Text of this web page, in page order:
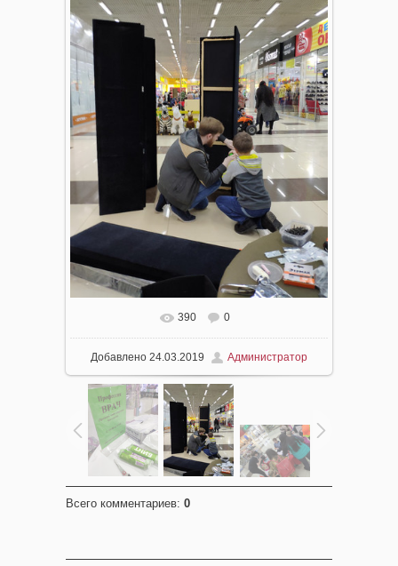
390 0
Добавлено 24.03.2019 Администратор
Всего комментариев: 0